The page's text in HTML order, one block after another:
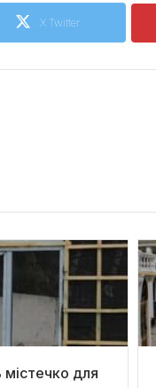
X Twitter
містечко для